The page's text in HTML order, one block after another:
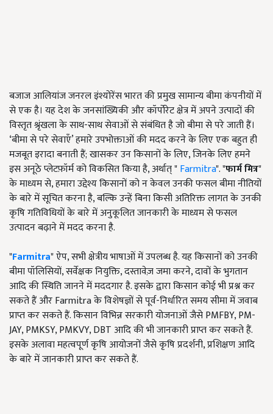
बजाज आलियांज जनरल इंश्योरेंस भारत की प्रमुख सामान्य बीमा कंपनीयों में
से एक है। यह देश के जनसांख्यिकी और कॉर्पोरेट क्षेत्र में अपने उत्पादों की
विस्तृत श्रृंखला के साथ-साथ सेवाओं से संबंधित है जो बीमा से परे जाती हैं।
‘बीमा से परे सेवाएँ’ हमारे उपभोक्ताओं की मदद करने के लिए एक बहुत ही
मजबूत इरादा बनाती हैं; खासकर उन किसानों के लिए, जिनके लिए हमने
इस अनूठे प्लेटफ़ॉर्म को विकसित किया है, अर्थात् "Farmitra". "फार्म मित्र"
के माध्यम से, हमारा उद्देश्य किसानों को न केवल उनकी फसल बीमा नीतियों
के बारे में सूचित करना है, बल्कि उन्हें बिना किसी अतिरिक्त लागत के उनकी
कृषि गतिविधियों के बारे में अनुकूलित जानकारी के माध्यम से फसल
उत्पादन बढ़ाने में मदद करना है.
"Farmitra" ऐप, सभी क्षेत्रीय भाषाओं में उपलब्ध है. यह किसानों को उनकी
बीमा पॉलिसियों, सर्वेक्षक नियुक्ति, दस्तावेज़ जमा करने, दावों के भुगतान
आदि की स्थिति जानने में मददगार है. इसके द्वारा किसान कोई भी प्रश्न कर
सकते हैं और Farmitra के विशेषज्ञों से पूर्व-निर्धारित समय सीमा में जवाब
प्राप्त कर सकते हैं. किसान विभिन्न सरकारी योजनाओं जैसे PMFBY, PM-
JAY, PMKSY, PMKVY, DBT आदि की भी जानकारी प्राप्त कर सकते हैं.
इसके अलावा महत्वपूर्ण कृषि आयोजनों जैसे कृषि प्रदर्शनी, प्रशिक्षण आदि
के बारे में जानकारी प्राप्त कर सकते हैं.